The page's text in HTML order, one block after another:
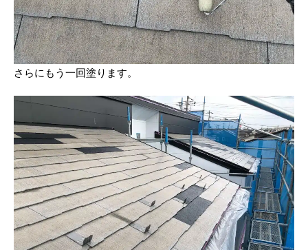
さらにもう一回塗ります。